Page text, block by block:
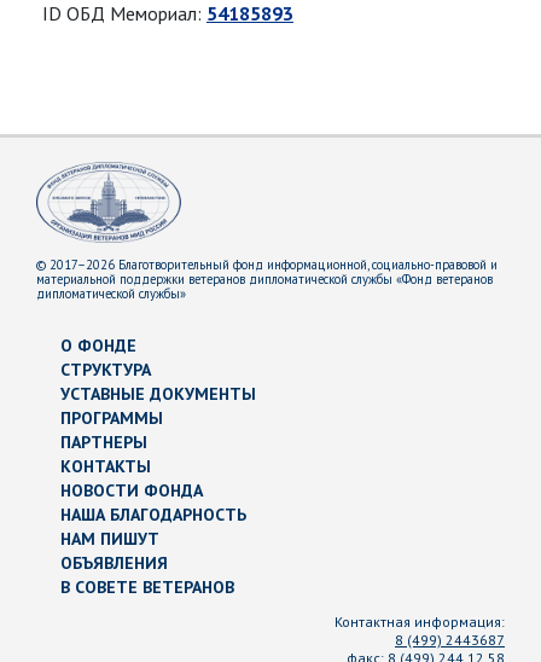
ID ОБД Мемориал: 54185893
© 2017–2026 Благотворительный фонд информационной, социально-правовой и
материальной поддержки ветеранов дипломатической службы «Фонд ветеранов
дипломатической службы»
О ФОНДЕ
СТРУКТУРА
УСТАВНЫЕ ДОКУМЕНТЫ
ПРОГРАММЫ
ПАРТНЕРЫ
КОНТАКТЫ
НОВОСТИ ФОНДА
НАША БЛАГОДАРНОСТЬ
НАМ ПИШУТ
ОБЪЯВЛЕНИЯ
В СОВЕТЕ ВЕТЕРАНОВ
Контактная информация:
8 (499) 2443687
факс: 8 (499) 244 12 58